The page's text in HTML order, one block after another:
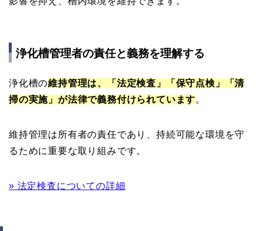
浄化槽管理者の責任と義務を理解する
浄化槽の維持管理は、「法定検査」「保守点検」「清
掃の実施」が法律で義務付けられています。
維持管理は所有者の責任であり、持続可能な環境を守
るために重要な取り組みです。
» 法定検査についての詳細